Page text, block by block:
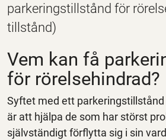
parkeringstillstånd för
tillstånd)
Vem kan få
för rörelsehindrad?
Syftet med ett
är att hjälpa de som har störst
självständigt förflytta sig i sin